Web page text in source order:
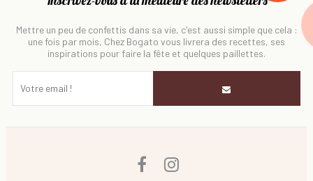
Mettre un peu de confettis dans sa vie, c'est aussi simple que cela :
une fois par mois, Chez Bogato vous livrera des recettes, ses
inspirations pour faire la fête et quelques paillettes.
Facebook